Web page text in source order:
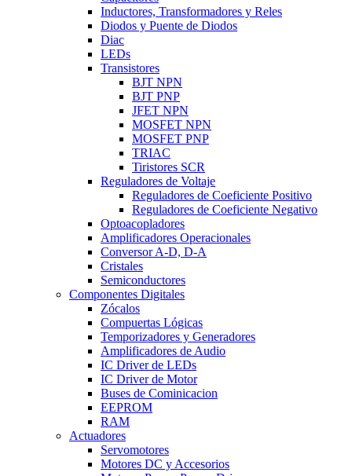
Inductores, Transformadores y Reles
Diodos y Puente de Diodos
Diac
LEDs
Transistores
BJT NPN
BJT PNP
JFET NPN
MOSFET NPN
MOSFET PNP
TRIAC
Tiristores SCR
Reguladores de Voltaje
Reguladores de Coeficiente Positivo
Reguladores de Coeficiente Negativo
Optoacopladores
Amplificadores Operacionales
Conversor A-D, D-A
Cristales
Semiconductores
Componentes Digitales
Zócalos
Compuertas Lógicas
Temporizadores y Generadores
Amplificadores de Audio
IC Driver de LEDs
IC Driver de Motor
Buses de Cominicacion
EEPROM
RAM
Actuadores
Servomotores
Motores DC y Accesorios